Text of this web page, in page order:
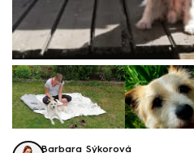
Barbara Sýkorová